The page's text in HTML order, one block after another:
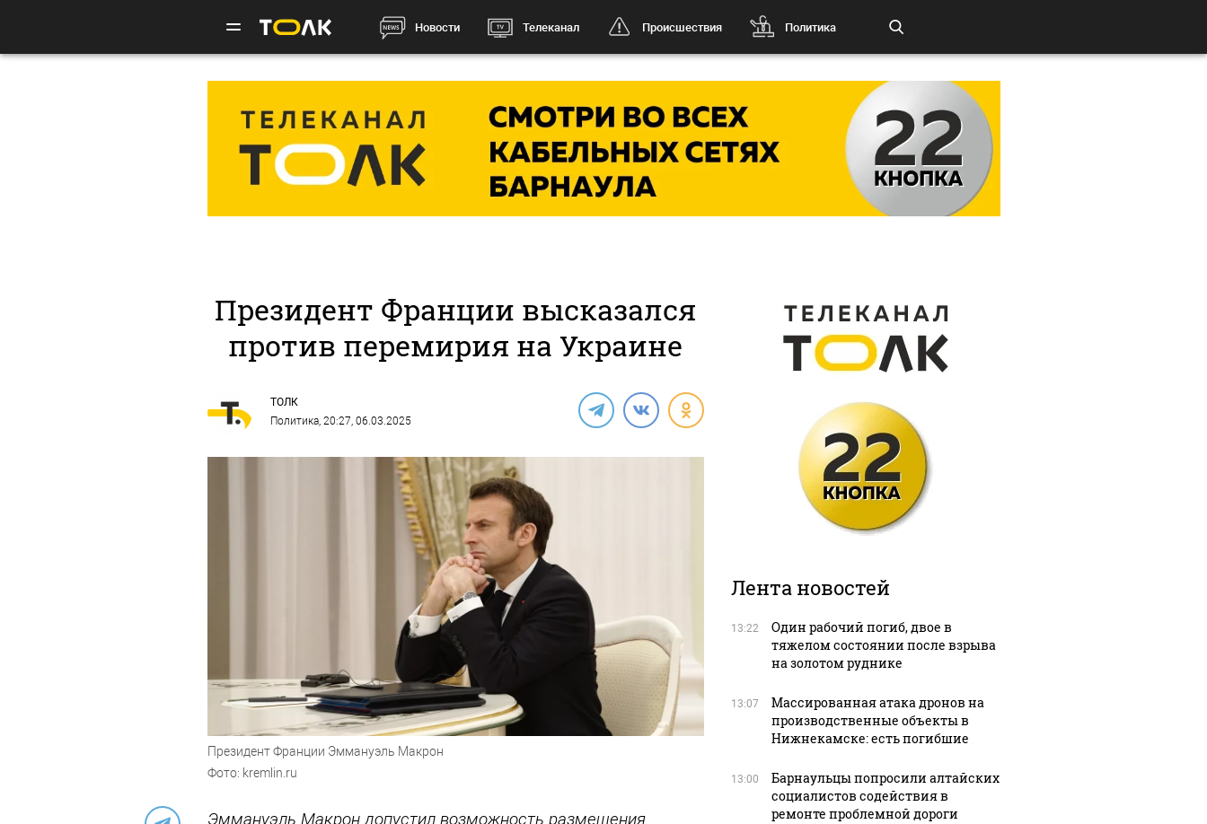
Новости Телеканал Происшествия Политика
Президент Франции высказался
против перемирия на Украине
ТОЛК
Политика, 20:27, 06.03.2025
Президент Франции Эммануэль Макрон
Фото: kremlin.ru
Эммануэль Макрон допустил возможность размещения
Лента новостей
13:22
Один рабочий погиб, двое в
тяжелом состоянии после взрыва
на золотом руднике
13:07
Массированная атака дронов на
производственные объекты в
Нижнекамске: есть погибшие
13:00
Барнаульцы попросили алтайских
социалистов содействия в
ремонте проблемной дороги